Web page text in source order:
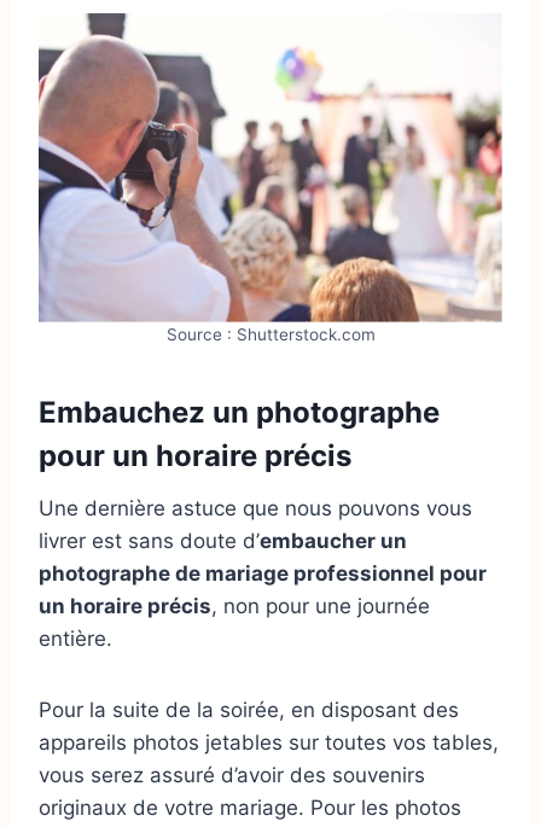
Source : Shutterstock.com
Embauchez un photographe
pour un horaire précis
Une dernière astuce que nous pouvons vous
livrer est sans doute d’embaucher un
photographe de mariage professionnel pour
un horaire précis, non pour une journée
entière.
Pour la suite de la soirée, en disposant des
appareils photos jetables sur toutes vos tables,
vous serez assuré d’avoir des souvenirs
originaux de votre mariage. Pour les photos